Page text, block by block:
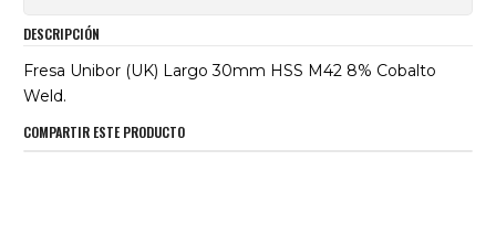
DESCRIPCIÓN
Fresa Unibor (UK) Largo 30mm HSS M42 8% Cobalto
Weld.
COMPARTIR ESTE PRODUCTO